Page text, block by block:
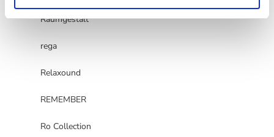
Raumgestalt
rega
Relaxound
REMEMBER
Ro Collection